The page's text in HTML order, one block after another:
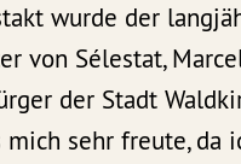
wurde der
von Sélestat,
der Stadt
mich sehr freute, da